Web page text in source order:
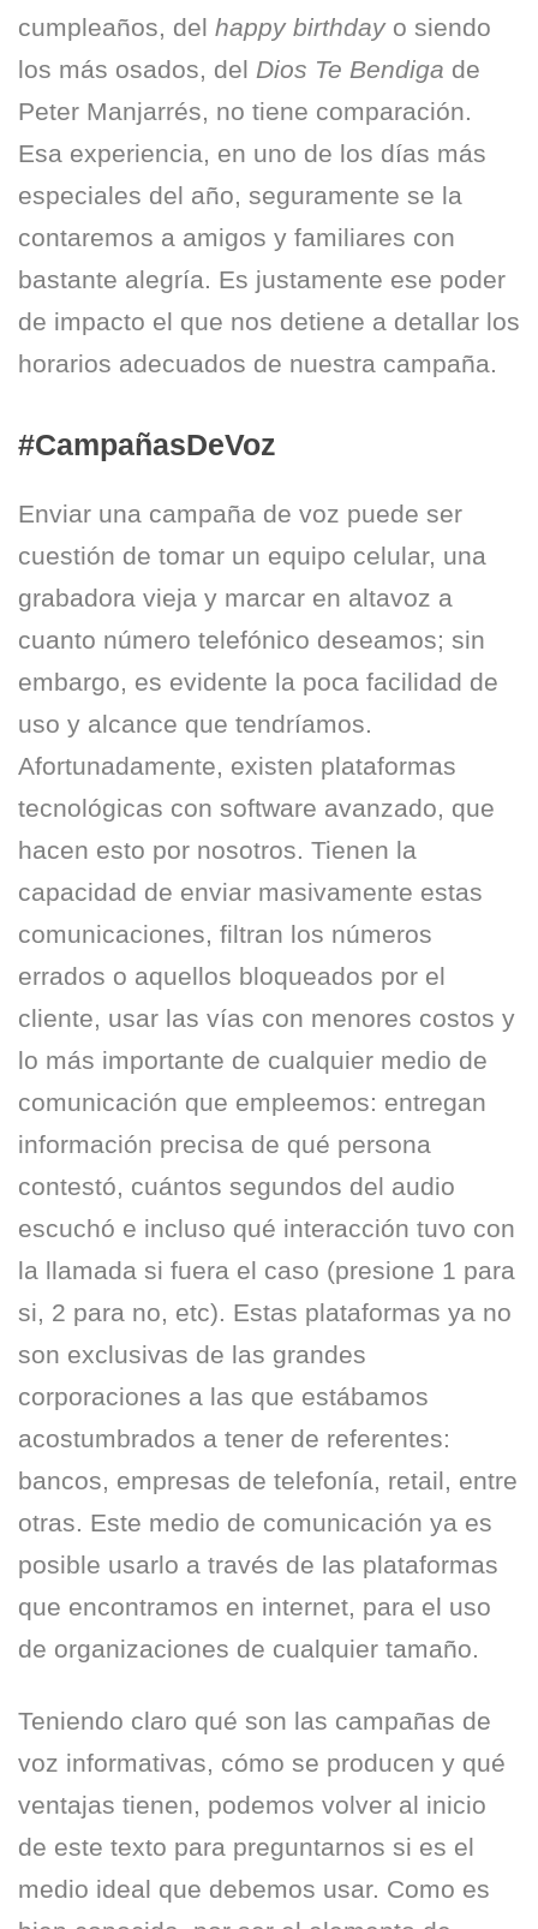
cumpleaños, del happy birthday o siendo
los más osados, del Dios Te Bendiga de
Peter Manjarrés, no tiene comparación.
Esa experiencia, en uno de los días más
especiales del año, seguramente se la
contaremos a amigos y familiares con
bastante alegría. Es justamente ese poder
de impacto el que nos detiene a detallar los
horarios adecuados de nuestra campaña.
#CampañasDeVoz
Enviar una campaña de voz puede ser
cuestión de tomar un equipo celular, una
grabadora vieja y marcar en altavoz a
cuanto número telefónico deseamos; sin
embargo, es evidente la poca facilidad de
uso y alcance que tendríamos.
Afortunadamente, existen plataformas
tecnológicas con software avanzado, que
hacen esto por nosotros. Tienen la
capacidad de enviar masivamente estas
comunicaciones, filtran los números
errados o aquellos bloqueados por el
cliente, usar las vías con menores costos y
lo más importante de cualquier medio de
comunicación que empleemos: entregan
información precisa de qué persona
contestó, cuántos segundos del audio
escuchó e incluso qué interacción tuvo con
la llamada si fuera el caso (presione 1 para
si, 2 para no, etc). Estas plataformas ya no
son exclusivas de las grandes
corporaciones a las que estábamos
acostumbrados a tener de referentes:
bancos, empresas de telefonía, retail, entre
otras. Este medio de comunicación ya es
posible usarlo a través de las plataformas
que encontramos en internet, para el uso
de organizaciones de cualquier tamaño.
Teniendo claro qué son las campañas de
voz informativas, cómo se producen y qué
ventajas tienen, podemos volver al inicio
de este texto para preguntarnos si es el
medio ideal que debemos usar. Como es